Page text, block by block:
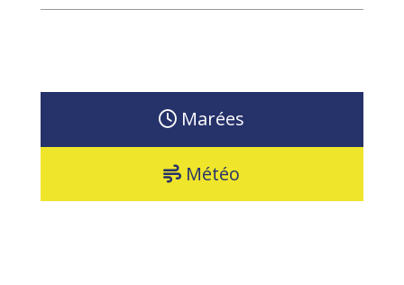
Marées
Météo